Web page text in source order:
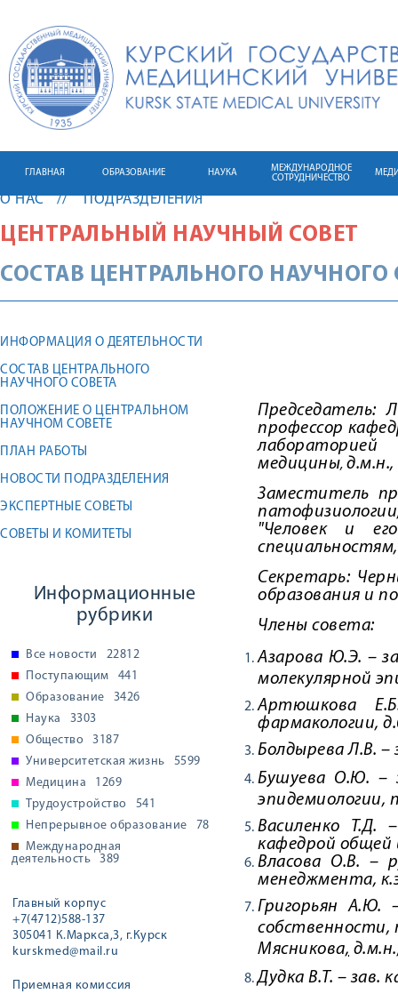
ГЛАВНАЯ ОБРАЗОВАНИЕ НАУКА
МЕЖДУНАРОДНОЕ
СОТРУДНИЧЕСТВО
О НАС ПОДРАЗДЕЛЕНИЯ
ЦЕНТРАЛЬНЫЙ НАУЧНЫЙ СОВЕТ
СОСТАВ ЦЕНТРАЛЬНОГО НАУЧНОГО
ИНФОРМАЦИЯ О ДЕЯТЕЛЬНОСТИ
СОСТАВ ЦЕНТРАЛЬНОГО
НАУЧНОГО СОВЕТА
ПОЛОЖЕНИЕ О ЦЕНТРАЛЬНОМ
НАУЧНОМ СОВЕТЕ
ПЛАН РАБОТЫ
НОВОСТИ ПОДРАЗДЕЛЕНИЯ
ЭКСПЕРТНЫЕ СОВЕТЫ
СОВЕТЫ И КОМИТЕТЫ
Информационные
рубрики
Все новости
22812
Поступающим
441
Образование
3426
Наука
3303
Общество
3187
Университетская жизнь
5599
Медицина
1269
Трудоустройство
541
Непрерывное образование
78
Международная
деятельность
389
Главный корпус
+7(4712)588-137
305041 К.Маркса,3, г.Курск
kurskmed@mail.ru
Приемная комиссия
профессор
медицины, д.м.н.,
Заместитель
патофизиологии
"Человек и
специальностям
Секретарь:
образования и
Члены совета:
Азарова Ю.Э. –
молекулярной
Артюшкова
фармакологии,
Болдырева Л.В.
Бушуева О.Ю. –
эпидемиологии,
Василенко Т.Д.
кафедрой общей
Власова О.В. –
менеджмента,
Григорьян А.Ю.
собственности,
Мясникова,
Дудка В.Т. – зав.